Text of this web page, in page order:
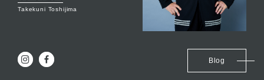
Takekuni Toshijima
Blog